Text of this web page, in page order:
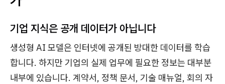
기업 지식은 공개 데이터가 아닙니다
생성형 AI 모델은 인터넷에 공개된 방대한 데이터를 학습
합니다. 하지만 기업의 실제 업무에 필요한 정보는 대부분
내부에 있습니다. 계약서, 정책 문서, 기술 매뉴얼, 회의 자